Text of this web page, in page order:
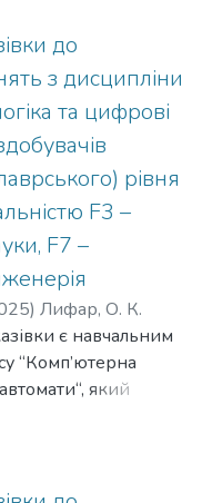
та захисту
наведені
освіти
рівня
науки”
інженерія".
до
з дисципліни
та цифрові
рівня
F3 –
F7 –
) Лифар, О. К.
є навчальним
“Комп’ютерна
який
вищої
вказівки містять
курсу,